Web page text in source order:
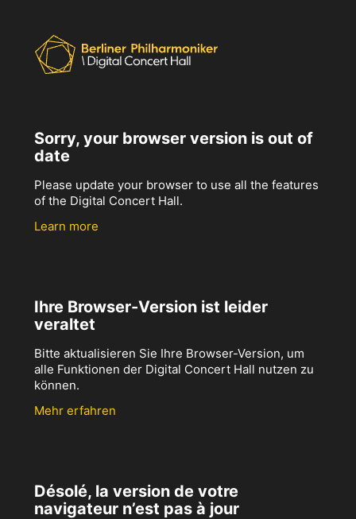
Sorry, your browser version is out of
date
Please update your browser to use all the features
of the Digital Concert Hall.
Learn more
Ihre Browser-Version ist leider
veraltet
Bitte aktualisieren Sie Ihre Browser-Version, um
alle Funktionen der Digital Concert Hall nutzen zu
können.
Mehr erfahren
Désolé, la version de votre
navigateur n’est pas à jour